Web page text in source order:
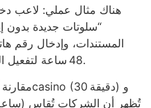
“سلوتات جديدة بدون
48 ساعة لتفعيل العرض. النتيجة؟ 0 دولار في الجيب.